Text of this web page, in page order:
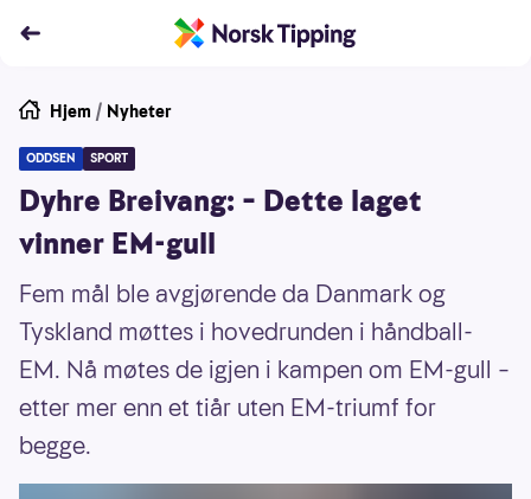
Hjem / Nyheter
ODDSEN SPORT
Dyhre Breivang: – Dette laget
vinner EM-gull
Fem mål ble avgjørende da Danmark og
Tyskland møttes i hovedrunden i håndball-
EM. Nå møtes de igjen i kampen om EM-gull –
etter mer enn et tiår uten EM-triumf for
begge.